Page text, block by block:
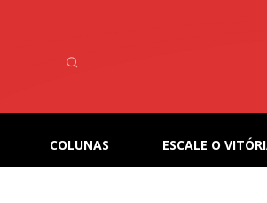
COLUNAS ESCALE O